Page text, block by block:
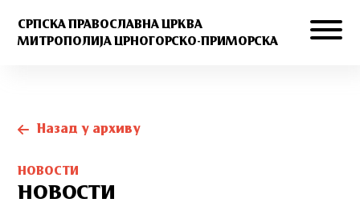
СРПСКА ПРАВОСЛАВНА ЦРКВА
МИТРОПОЛИЈА ЦРНОГОРСКО-ПРИМОРСКА
Назад у архиву
НОВОСТИ
НОВОСТИ